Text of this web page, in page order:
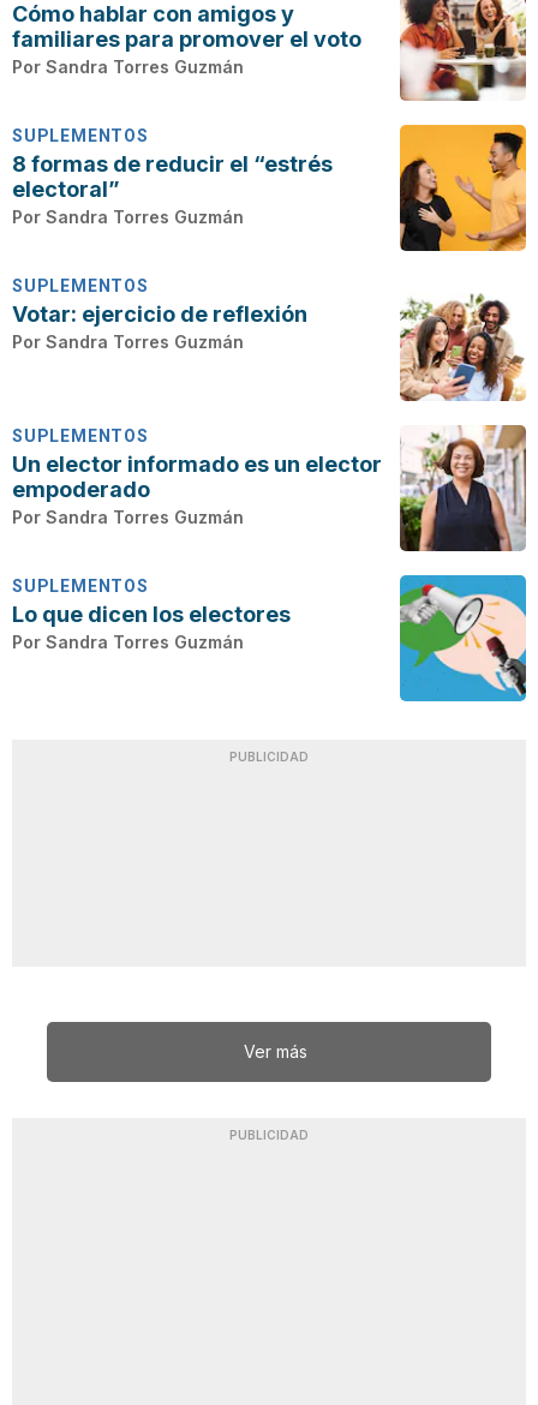
Cómo hablar con amigos y
familiares para promover el voto
Por Sandra Torres Guzmán
SUPLEMENTOS
8 formas de reducir el “estrés
electoral”
Por Sandra Torres Guzmán
SUPLEMENTOS
Votar: ejercicio de reflexión
Por Sandra Torres Guzmán
SUPLEMENTOS
Un elector informado es un elector
empoderado
Por Sandra Torres Guzmán
SUPLEMENTOS
Lo que dicen los electores
Por Sandra Torres Guzmán
PUBLICIDAD
Ver más
PUBLICIDAD